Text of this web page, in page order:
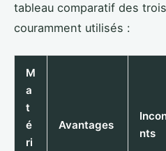
tableau comparatif des
couramment utilisés :
M
a
t
é
ri
Avantages
nts